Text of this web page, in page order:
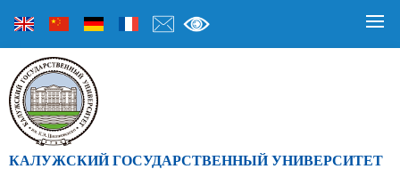
КАЛУЖСКИЙ ГОСУДАРСТВЕННЫЙ УНИВЕРСИТЕТ